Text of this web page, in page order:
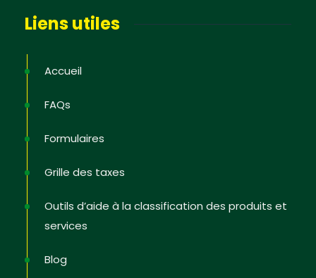
Liens utiles
Accueil
FAQs
Formulaires
Grille des taxes
Outils d’aide à la classification des produits et
services
Blog